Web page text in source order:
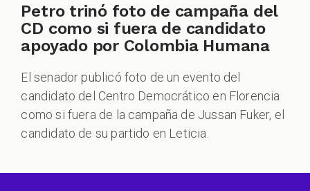
Petro trinó foto de campaña del
CD como si fuera de candidato
apoyado por Colombia Humana
El senador publicó foto de un evento del
candidato del Centro Democrático en Florencia
como si fuera de la campaña de Jussan Fuker, el
candidato de su partido en Leticia.